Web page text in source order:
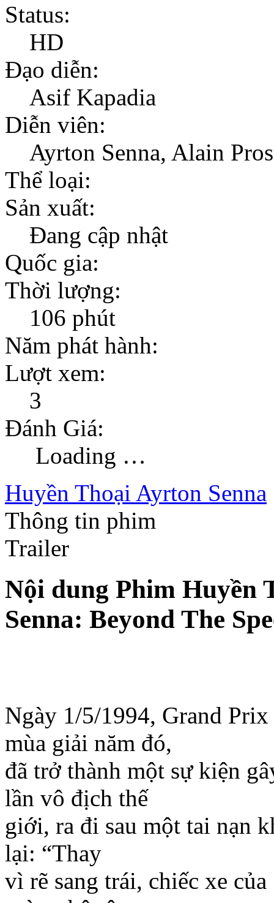
Status:
HD
Đạo diễn:
Asif Kapadia
Diễn viên:
Ayrton Senna, Alain
Thể loại:
Sản xuất:
Đang cập nhật
Quốc gia:
Thời lượng:
106 phút
Năm phát hành:
Lượt xem:
3
Đánh Giá:
Loading …
Huyền Thoại Ayrton Senna
Thông tin phim
Trailer
Nội dung Phim Huyền
Senna: Beyond The
Ngày 1/5/1994, Grand
mùa giải năm đó,
đã trở thành một sự kiện
lần vô địch thế
giới, ra đi sau một tai nạn
lại: “Thay
vì rẽ sang trái, chiếc xe